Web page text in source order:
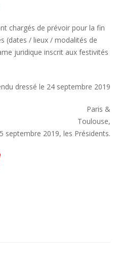
chargés de prévoir pour la fin
(dates / lieux / modalités de
juridique inscrit aux festivités
dressé le 24 septembre 2019
&
Toulouse,
septembre 2019, les Présidents.